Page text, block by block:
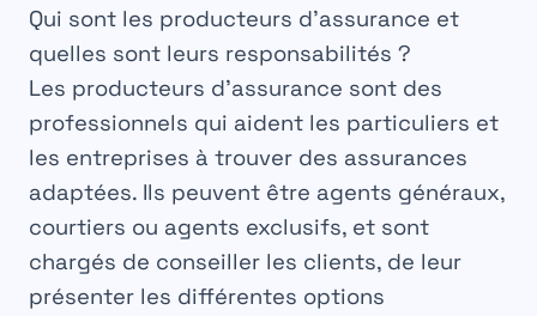
Qui sont les producteurs d’assurance et
quelles sont leurs responsabilités ?
Les producteurs d’assurance sont des
professionnels qui aident les particuliers et
les entreprises à trouver des assurances
adaptées. Ils peuvent être agents généraux,
courtiers ou agents exclusifs, et sont
chargés de conseiller les clients, de leur
présenter les différentes options